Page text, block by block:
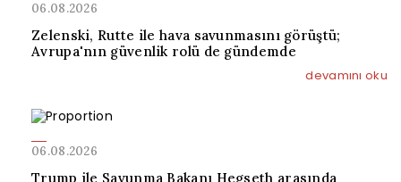
06.08.2026
Zelenski, Rutte ile hava savunmasını görüştü;
Avrupa'nın güvenlik rolü de gündemde
devamını oku
06.08.2026
Trump ile Savunma Bakanı Hegseth arasında